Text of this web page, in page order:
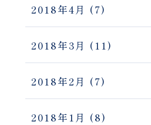
2018年4月 (7)
2018年3月 (11)
2018年2月 (7)
2018年1月 (8)